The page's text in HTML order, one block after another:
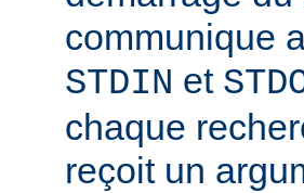
communique
STDIN et
chaque
reçoit un